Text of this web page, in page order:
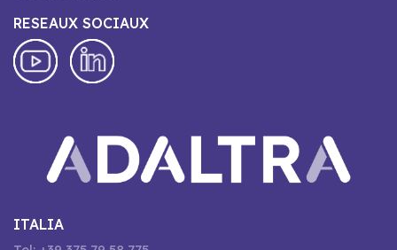
RESEAUX SOCIAUX
ITALIA